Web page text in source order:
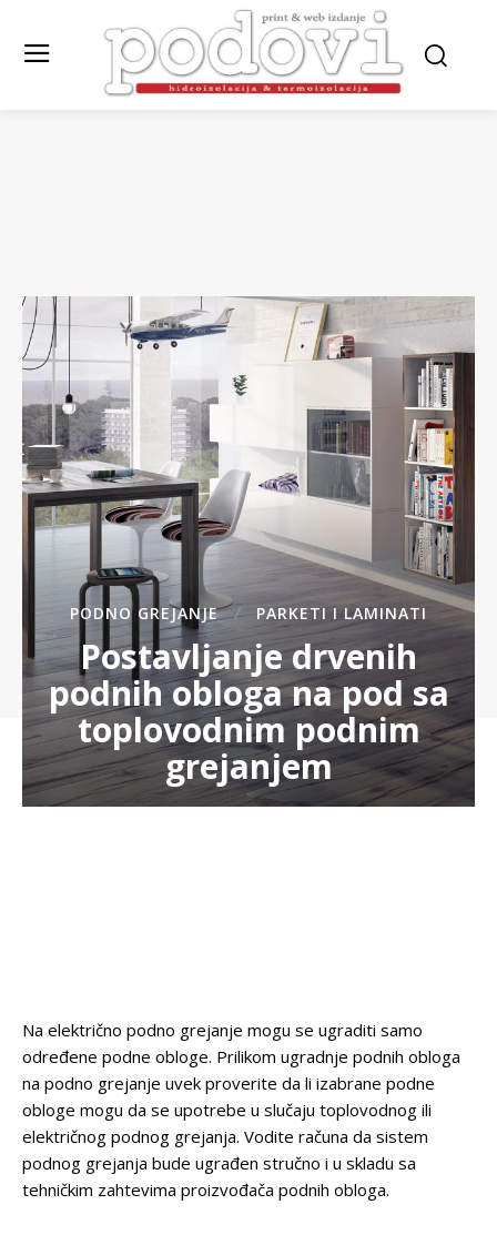
PODNO GREJANJE PARKETI I LAMINATI
Postavljanje drvenih
podnih obloga na pod sa
toplovodnim podnim
grejanjem
Na električno podno grejanje mogu se ugraditi samo
određene podne obloge. Prilikom ugradnje podnih obloga
na podno grejanje uvek proverite da li izabrane podne
obloge mogu da se upotrebe u slučaju toplovodnog ili
električnog podnog grejanja. Vodite računa da sistem
podnog grejanja bude ugrađen stručno i u skladu sa
tehničkim zahtevima proizvođača podnih obloga.